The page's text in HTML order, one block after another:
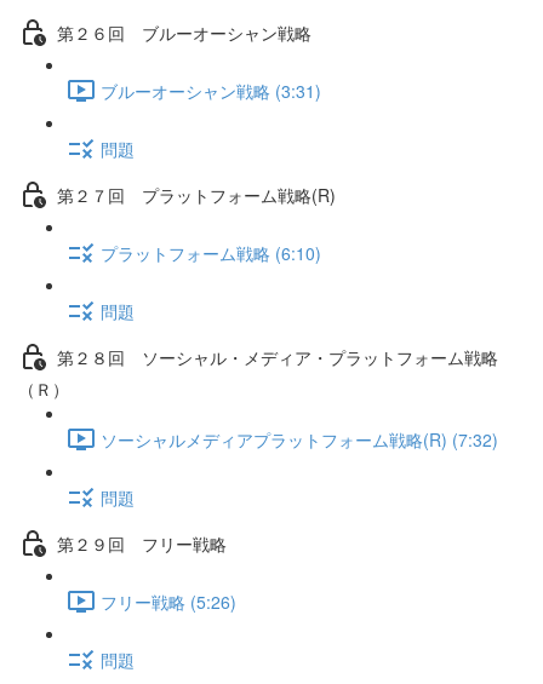
第２６回 ブルーオーシャン戦略
ブルーオーシャン戦略 (3:31)
問題
第２７回 プラットフォーム戦略(R)
プラットフォーム戦略 (6:10)
問題
第２８回 ソーシャル・メディア・プラットフォーム戦略
（Ｒ）
ソーシャルメディアプラットフォーム戦略(R) (7:32)
問題
第２９回 フリー戦略
フリー戦略 (5:26)
問題